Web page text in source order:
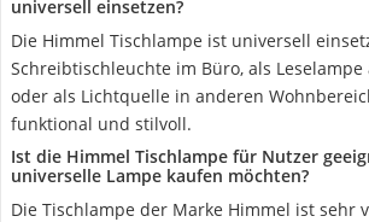
universell einsetzen?
Die Himmel Tischlampe ist universell
Schreibtischleuchte im Büro, als
oder als Lichtquelle in anderen
funktional und stilvoll.
Ist die Himmel Tischlampe für Nutzer
universelle Lampe kaufen möchten?
Die Tischlampe der Marke Himmel ist sehr